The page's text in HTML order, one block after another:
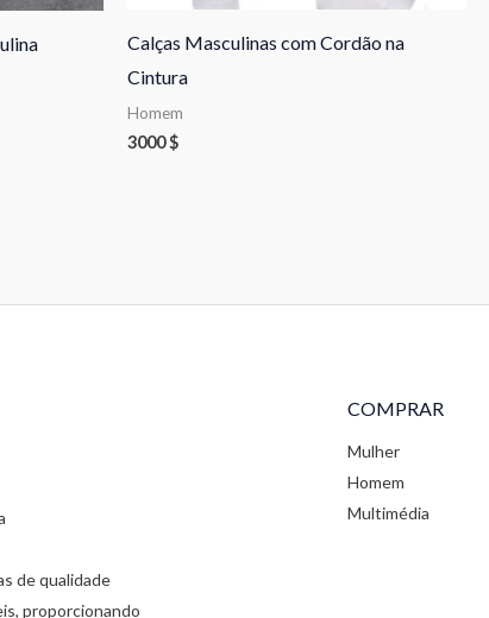
Calças Masculinas com Cordão na
Cintura
Homem
3000$
de qualidade
proporcionando
COMPRAR
Mulher
Homem
Multimédia